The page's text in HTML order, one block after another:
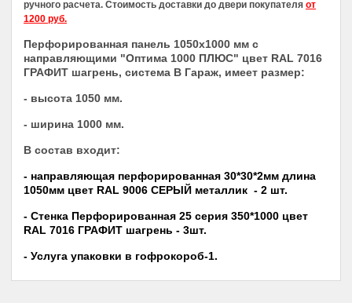
ручного расчета. Стоимость доставки до двери покупателя от
1200 руб.
Перфорированная панель 1050х1000 мм с
направляющими "Оптима 1000 ПЛЮС" цвет RAL 7016
ГРАФИТ шагрень, система В Гараж, имеет размер:
- высота 1050 мм.
- ширина 1000 мм.
В состав входит:
- направляющая перфорированная 30*30*2мм длина
1050мм цвет RAL 9006 СЕРЫЙ металлик - 2 шт.
- Стенка Перфорированная 25 серия 350*1000 цвет
RAL 7016 ГРАФИТ шагрень - 3шт.
- Услуга упаковки в гофрокороб-1.